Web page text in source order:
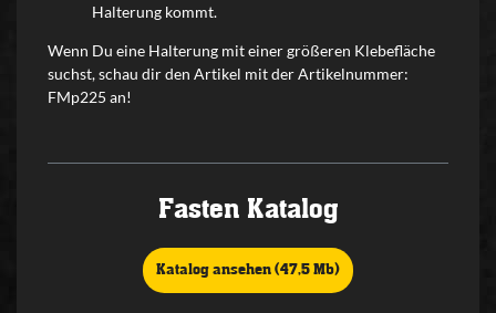
Halterung kommt.
Wenn Du eine Halterung mit einer größeren Klebefläche
suchst, schau dir den Artikel mit der Artikelnummer:
FMp225 an!
Fasten Katalog
Katalog ansehen (47,5 Mb)